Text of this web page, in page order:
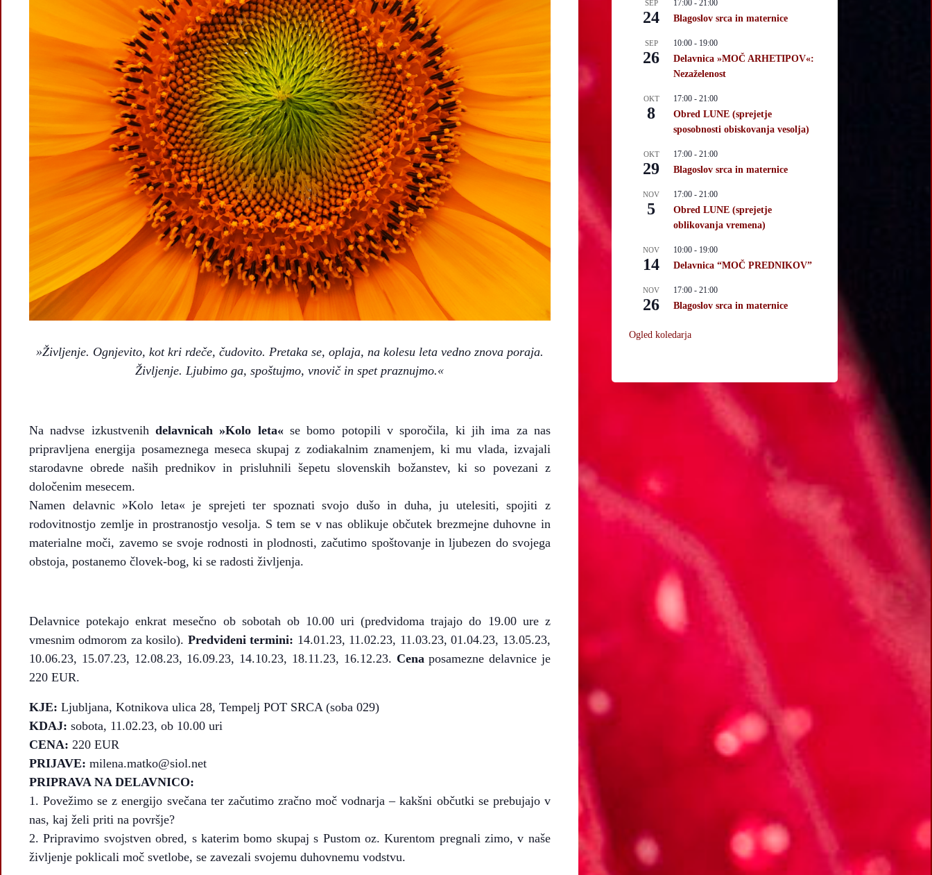
»Življenje. Ognjevito, kot kri rdeče, čudovito. Pretaka se, oplaja, na kolesu leta vedno znova poraja.
Življenje. Ljubimo ga, spoštujmo, vnovič in spet praznujmo.«
Na nadvse izkustvenih delavnicah »Kolo leta«se bomo potopili v sporočila, ki jih ima za nas
pripravljena energija posameznega meseca skupaj z zodiakalnim znamenjem, ki mu vlada, izvajali
starodavne obrede naših prednikov in prisluhnili šepetu slovenskih božanstev, ki so povezani z
določenim mesecem.
Namen delavnic »Kolo leta« je sprejeti ter spoznati svojo dušo in duha, ju utelesiti, spojiti z
rodovitnostjo zemlje in prostranostjo vesolja. S tem se v nas oblikuje občutek brezmejne duhovne in
materialne moči, zavemo se svoje rodnosti in plodnosti, začutimo spoštovanje in ljubezen do svojega
obstoja, postanemo človek-bog, ki se radosti življenja.
Delavnice potekajo enkrat mesečno ob sobotah ob 10.00 uri (predvidoma trajajo do 19.00 ure z
vmesnim odmorom za kosilo). Predvideni termini: 14.01.23, 11.02.23, 11.03.23, 01.04.23, 13.05.23,
10.06.23, 15.07.23, 12.08.23, 16.09.23, 14.10.23, 18.11.23, 16.12.23. Cena posamezne delavnice je
220 EUR.
KJE: Ljubljana, Kotnikova ulica 28, Tempelj POT SRCA (soba 029)
KDAJ: sobota, 11.02.23, ob 10.00 uri
CENA: 220 EUR
PRIJAVE: milena.matko@siol.net
PRIPRAVA NA DELAVNICO:
1. Povežimo se z energijo svečana ter začutimo zračno moč vodnarja – kakšni občutki se prebujajo v
nas, kaj želi priti na površje?
2. Pripravimo svojstven obred, s katerim bomo skupaj s Pustom oz. Kurentom pregnali zimo, v naše
življenje poklicali moč svetlobe, se zavezali svojemu duhovnemu vodstvu.
SEP
24
17:00 -21:00
Blagoslov srca in maternice
SEP
26
10:00 - 19:00
Delavnica »MOČ ARHETIPOV«:
Nezaželenost
OKT
8
17:00 -21:00
Obred LUNE (sprejetje
sposobnosti obiskovanja vesolja)
OKT
29
17:00 -21:00
Blagoslov srca in maternice
NOV
5
17:00 -21:00
Obred LUNE (sprejetje
oblikovanja vremena)
NOV
14
10:00 - 19:00
Delavnica “MOČ PREDNIKOV”
NOV
26
17:00 -21:00
Blagoslov srca in maternice
Ogled koledarja